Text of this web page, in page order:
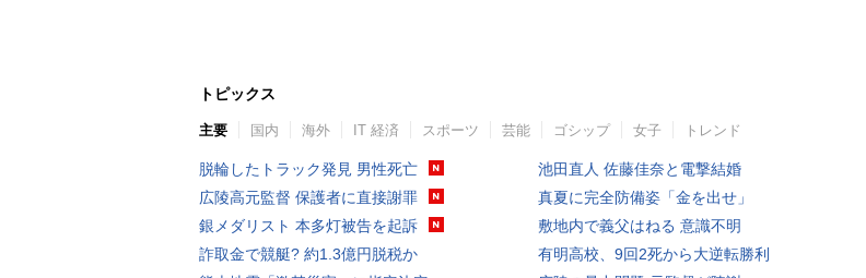
トピックス
主要 国内 海外 IT 経済 スポーツ 芸能 ゴシップ 女子 トレンド
脱輪したトラック発見 男性死亡
広陵高元監督 保護者に直接謝罪
銀メダリスト 本多灯被告を起訴
詐取金で競艇? 約1.3億円脱税か
池田直人 佐藤佳奈と電撃結婚
真夏に完全防備姿「金を出せ」
敷地内で義父はねる 意識不明
有明高校、9回2死から大逆転勝利